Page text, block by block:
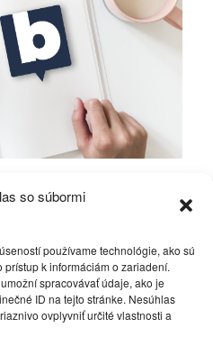
so súbormi
používame technológie, ako sú
k informáciám o zariadení.
spracovávať údaje, ako je
ID na tejto stránke. Nesúhlas
ovplyvniť určité vlastnosti a